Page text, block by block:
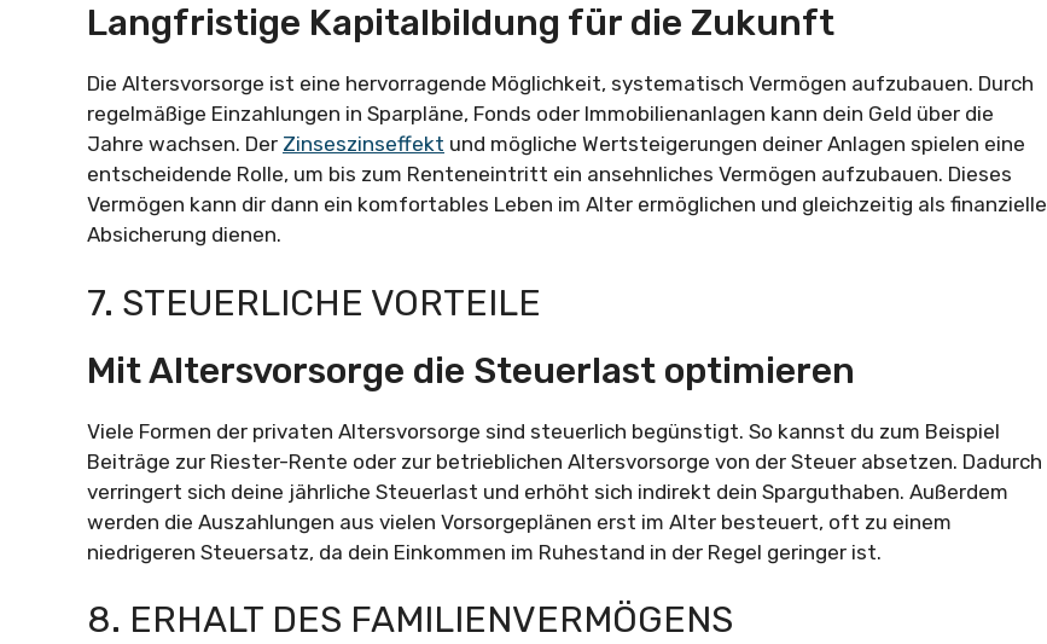
Langfristige Kapitalbildung für die Zukunft
Die Altersvorsorge ist eine hervorragende Möglichkeit, systematisch Vermögen aufzubauen. Durch
regelmäßige Einzahlungen in Sparpläne, Fonds oder Immobilienanlagen kann dein Geld über die
Jahre wachsen. Der Zinseszinseffekt und mögliche Wertsteigerungen deiner Anlagen spielen eine
entscheidende Rolle, um bis zum Renteneintritt ein ansehnliches Vermögen aufzubauen. Dieses
Vermögen kann dir dann ein komfortables Leben im Alter ermöglichen und gleichzeitig als finanzielle
Absicherung dienen.
7. STEUERLICHE VORTEILE
Mit Altersvorsorge die Steuerlast optimieren
Viele Formen der privaten Altersvorsorge sind steuerlich begünstigt. So kannst du zum Beispiel
Beiträge zur Riester-Rente oder zur betrieblichen Altersvorsorge von der Steuer absetzen. Dadurch
verringert sich deine jährliche Steuerlast und erhöht sich indirekt dein Sparguthaben. Außerdem
werden die Auszahlungen aus vielen Vorsorgeplänen erst im Alter besteuert, oft zu einem
niedrigeren Steuersatz, da dein Einkommen im Ruhestand in der Regel geringer ist.
8. ERHALT DES FAMILIENVERMÖGENS